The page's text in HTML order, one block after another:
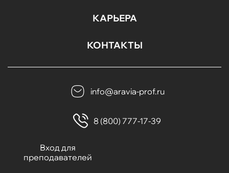
КАРЬЕРА
КОНТАКТЫ
info@aravia-prof.ru
8 (800) 777-17-39
Вход для
преподавателей